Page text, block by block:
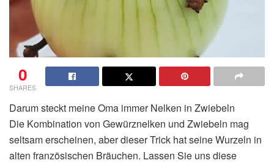
0
SHARES
Darum steckt meine Oma immer Nelken in Zwiebeln
Die Kombination von Gewürznelken und Zwiebeln mag
seltsam erscheinen, aber dieser Trick hat seine Wurzeln in
alten französischen Bräuchen. Lassen Sie uns diese